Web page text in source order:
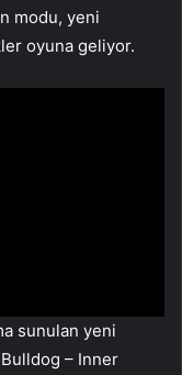
modu, yeni
oyuna geliyor.
sunulan yeni
– Inner